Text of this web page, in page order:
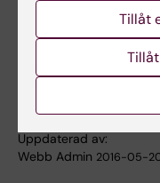
Tags
Cancer och onkologi
Uppdaterad av:
Webb Admin 2016-05-
Tillåt